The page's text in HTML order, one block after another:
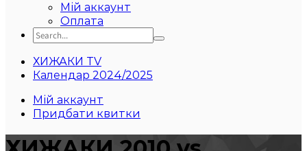
Мій аккаунт
Оплата
ХИЖАКИ TV
Календар 2024/2025
Мій аккаунт
Придбати квитки